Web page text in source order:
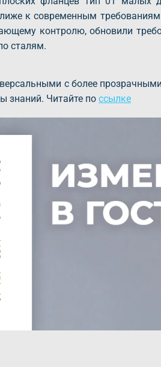
к современным
контролю, обновили
сталям.
с более
знаний. Читайте по ссылке